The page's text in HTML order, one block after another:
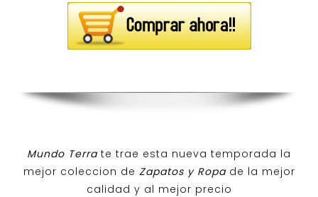
Mundo Terra te trae esta nueva temporada la
mejor coleccion de Zapatos y Ropa de la mejor
calidad y al mejor precio